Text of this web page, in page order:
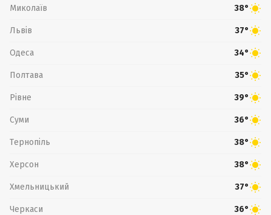
Миколаїв 38°
Львів 37°
Одеса 34°
Полтава 35°
Рівне 39°
Суми 36°
Тернопіль 38°
Херсон 38°
Хмельницький 37°
Черкаси 36°